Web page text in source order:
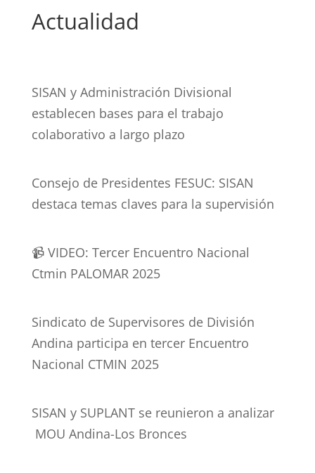
Actualidad
SISAN y Administración Divisional
establecen bases para el trabajo
colaborativo a largo plazo
Consejo de Presidentes FESUC: SISAN
destaca temas claves para la supervisión
📹 VIDEO: Tercer Encuentro Nacional
Ctmin PALOMAR 2025
Sindicato de Supervisores de División
Andina participa en tercer Encuentro
Nacional CTMIN 2025
SISAN y SUPLANT se reunieron a analizar
MOU Andina-Los Bronces